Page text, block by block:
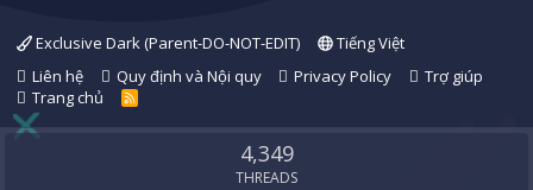
Exclusive Dark (Parent-DO-NOT-EDIT)
Tiếng Việt
Liên hệ
Quy định và Nội quy Privacy Policy
Trợ giúp
Trang chủ
R
S
4,349
THREADS